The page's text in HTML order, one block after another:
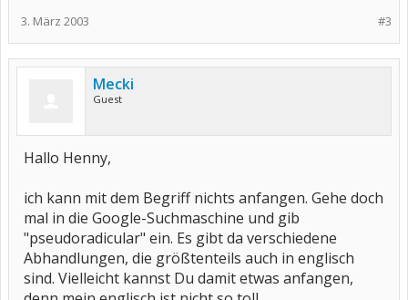
#3
3. März 2003
Mecki
Guest
Hallo Henny,
ich kann mit dem Begriff nichts anfangen. Gehe doch
mal in die Google-Suchmaschine und gib
"pseudoradicular" ein. Es gibt da verschiedene
Abhandlungen, die größtenteils auch in englisch
sind. Vielleicht kannst Du damit etwas anfangen,